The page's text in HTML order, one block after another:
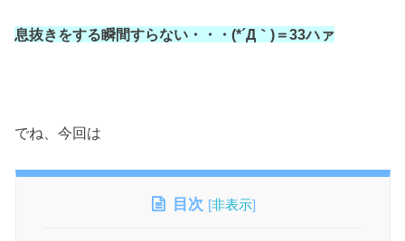
息抜きをする瞬間すらない・・・(*´Д｀)＝33ハァ
でね、今回は
目次 [非表示]